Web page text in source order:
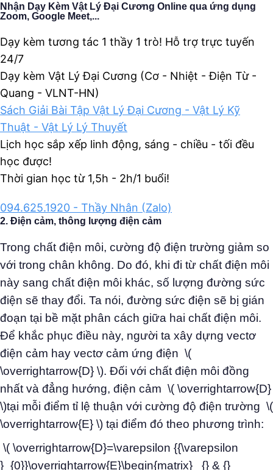
Nhận Dạy Kèm Vật Lý Đại Cương Online qua ứng dụng
Zoom, Google Meet,...
Dạy kèm tương tác 1 thầy 1 trò! Hỗ trợ trực tuyến
24/7
Dạy kèm Vật Lý Đại Cương (Cơ - Nhiệt - Điện Từ -
Quang - VLNT-HN)
Sách Giải Bài Tập Vật Lý Đại Cương - Vật Lý Kỹ
Thuật - Vật Lý Lý Thuyết
Lịch học sắp xếp linh động, sáng - chiều - tối đều
học được!
Thời gian học từ 1,5h - 2h/1 buổi!
094.625.1920 - Thầy Nhân (Zalo)
2. Điện cảm, thông lượng điện cảm
Trong chất điện môi, cường độ điện trường giảm so
với trong chân không. Do đó, khi đi từ chất điện môi
này sang chất điện môi khác, số lượng đường sức
điện sẽ thay đổi. Ta nói, đường sức điện sẽ bị gián
đoạn tại bề mặt phân cách giữa hai chất điện môi.
Để khắc phục điều này, người ta xây dựng vectơ
điện cảm hay vectơ cảm ứng điện \(
\overrightarrow{D} \). Đối với chất điện môi đồng
nhất và đẳng hướng, điện cảm \( \overrightarrow{D}
\)tại mỗi điểm tỉ lệ thuận với cường độ điện trường \(
\overrightarrow{E} \) tại điểm đó theo phương trình:
\( \overrightarrow{D}=\varepsilon {{\varepsilon
}_{0}}\overrightarrow{E}\begin{matrix} {} & {}